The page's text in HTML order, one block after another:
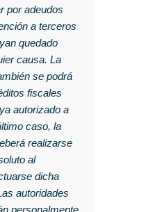
por adeudos
a terceros
quedado
causa. La
se podrá
fiscales
autorizado a
caso, la
realizarse
al
dicha
autoridades